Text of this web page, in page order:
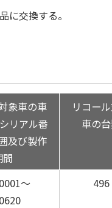
交換する。
象車の車
リアル番
及び製作
間
リコー
車の
～
496